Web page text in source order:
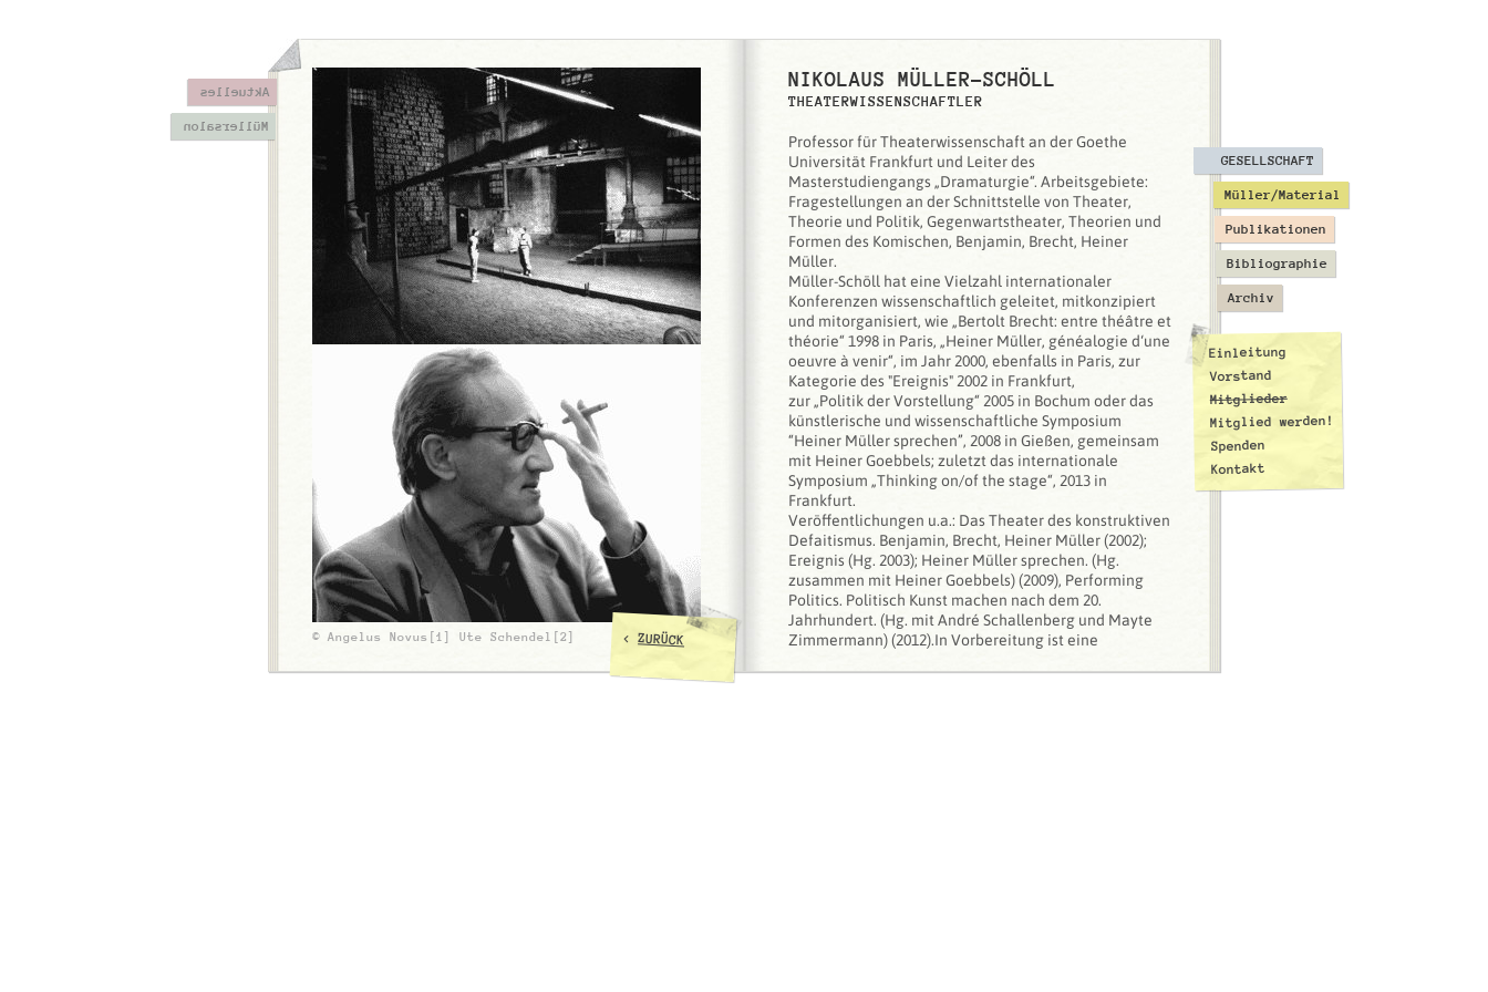
Aktuelles
Müllersalon
GESELLSCHAFT
Einleitung
Vorstand
Mitglieder
Mitglied werden!
Spenden
Kontakt
Müller/Material
Publikationen
Bibliographie
Archiv
NIKOLAUS MÜLLER-SCHÖLL
THEATERWISSENSCHAFTLER
Professor für Theaterwissenschaft an der Goethe
Universität Frankfurt und Leiter des
Masterstudiengangs „Dramaturgie“. Arbeitsgebiete:
Fragestellungen an der Schnittstelle von Theater,
Theorie und Politik, Gegenwartstheater, Theorien und
Formen des Komischen, Benjamin, Brecht, Heiner
Müller.
Müller-Schöll hat eine Vielzahl internationaler
Konferenzen wissenschaftlich geleitet, mitkonzipiert
und mitorganisiert, wie „Bertolt Brecht: entre théâtre et
théorie“ 1998 in Paris, „Heiner Müller, généalogie d‘une
oeuvre à venir“, im Jahr 2000, ebenfalls in Paris, zur
Kategorie des "Ereignis" 2002 in Frankfurt,
zur „Politik der Vorstellung“ 2005 in Bochum oder das
künstlerische und wissenschaftliche Symposium
“Heiner Müller sprechen”, 2008 in Gießen, gemeinsam
mit Heiner Goebbels; zuletzt das internationale
Symposium „Thinking on/of the stage“, 2013 in
Frankfurt.
Veröffentlichungen u.a.: Das Theater des konstruktiven
Defaitismus. Benjamin, Brecht, Heiner Müller (2002);
Ereignis (Hg. 2003); Heiner Müller sprechen. (Hg.
zusammen mit Heiner Goebbels) (2009), Performing
Politics. Politisch Kunst machen nach dem 20.
Jahrhundert. (Hg. mit André Schallenberg und Mayte
Zimmermann) (2012).In Vorbereitung ist eine
© Angelus Novus[1] Ute Schendel[2] <ZURÜCK